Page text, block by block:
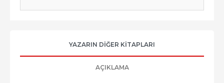
YAZARIN DIĞER KITAPLARI
AÇIKLAMA